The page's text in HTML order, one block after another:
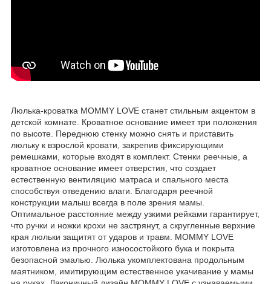
Люлька-кроватка MOMMY LOVE станет стильным акцентом в
детской комнате. Кроватное основание имеет три положения
по высоте. Переднюю стенку можно снять и приставить
люльку к взрослой кровати, закрепив фиксирующими
ремешками, которые входят в комплект. Стенки реечные, а
кроватное основание имеет отверстия, что создает
естественную вентиляцию матраса и спального места
способствуя отведению влаги. Благодаря реечной
конструкции малыш всегда в поле зрения мамы.
Оптимальное расстояние между узкими рейками гарантирует,
что ручки и ножки крохи не застрянут, а скругленные верхние
края люльки защитят от ударов и травм. MOMMY LOVE
изготовлена из прочного износостойкого бука и покрыта
безопасной эмалью. Люлька укомплектована продольным
маятником, имитирующим естественное укачивание у мамы